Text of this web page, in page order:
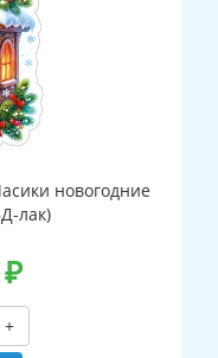
новогодние
лак)
₽
+